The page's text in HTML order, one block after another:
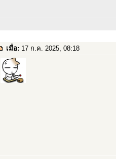
เมื่อ: 17 ก.ค. 2025, 08:18